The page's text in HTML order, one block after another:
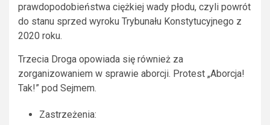
prawdopodobieństwa ciężkiej wady płodu, czyli powrót
do stanu sprzed wyroku Trybunału Konstytucyjnego z
2020 roku.
Trzecia Droga opowiada się również za
zorganizowaniem w sprawie aborcji. Protest „Aborcja!
Tak!” pod Sejmem.
Zastrzeżenia: